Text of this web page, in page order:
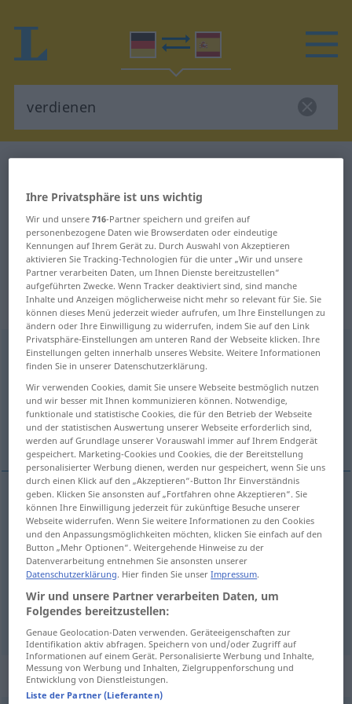
Deutsch-Spanisch Übersetzung für
"verdienen"
"verdienen" Spanisch Übersetzung
„verdienen“: transitives Verb
verdienenv/t <ohnege>
Übersicht aller Übersetzungen
(Für mehr Details die Übersetzung anklicken/antippen)
ganar merecer
ganar verdienenGeld
merecer verdienen Lob, Strafe
Beispielsätze für "verdienen"
Ihre Privatsphäre ist uns wichtig
Wir und unsere716-Partner speichern und greifen auf
personenbezogene Daten wie Browserdaten oder eindeutige
Kennungen auf Ihrem Gerät zu. Durch Auswahl von Akzeptieren
aktivieren Sie Tracking-Technologien für die unter „Wir und unsere
Partner verarbeiten Daten, um Ihnen Dienste bereitzustellen“
aufgeführten Zwecke. Wenn Tracker deaktiviert sind, sind manche
Inhalte und Anzeigen möglicherweise nicht mehr so relevant für Sie. Sie
können dieses Menü jederzeit wieder aufrufen, um Ihre Einstellungen zu
ändern oder Ihre Einwilligung zu widerrufen, indem Sie auf den Link
Privatsphäre-Einstellungen am unteren Rand der Webseite klicken. Ihre
Einstellungen gelten innerhalb unseres Website. Weitere Informationen
finden Sie in unserer Datenschutzerklärung.
Wir verwenden Cookies, damit Sie unsere Webseite bestmöglich nutzen
und wir besser mit Ihnen kommunizieren können. Notwendige,
funktionale und statistische Cookies, die für den Betrieb der Webseite
und der statistischen Auswertung unserer Webseite erforderlich sind,
werden auf Grundlage unserer Vorauswahl immer auf Ihrem Endgerät
gespeichert. Marketing-Cookies und Cookies, die der Bereitstellung
personalisierter Werbung dienen, werden nur gespeichert, wenn Sie uns
durch einen Klick auf den „Akzeptieren“-Button Ihr Einverständnis
geben. Klicken Sie ansonsten auf „Fortfahren ohne Akzeptieren“. Sie
können Ihre Einwilligung jederzeit für zukünftige Besuche unserer
Webseite widerrufen. Wenn Sie weitere Informationen zu den Cookies
und den Anpassungsmöglichkeiten möchten, klicken Sie einfach auf den
Button „Mehr Optionen“. Weitergehende Hinweise zu der
Datenverarbeitung entnehmen Sie ansonsten unserer
Datenschutzerklärung. Hier finden Sie unserImpressum.
Wir und unsere Partner verarbeiten Daten, um
Folgendes bereitzustellen:
Genaue Geolocation-Daten verwenden. Geräteeigenschaften zur
Identifikation aktiv abfragen. Speichern von und/oder Zugriff auf
Informationen auf einem Gerät. Personalisierte Werbung und Inhalte,
Messung von Werbung und Inhalten, Zielgruppenforschung und
Entwicklung von Dienstleistungen.
Liste der Partner (Lieferanten)